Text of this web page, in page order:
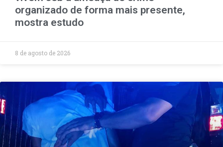
organizado de forma mais presente,
mostra estudo
8 de agosto de 2026